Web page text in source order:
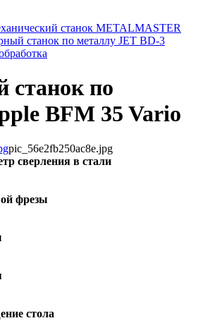
станок METALMASTER
станок по металлу JET BD-3
станок по
BFM 35 Vario
pic_56e2fb250ac8e.jpg
сверления в стали
фрезы
стола